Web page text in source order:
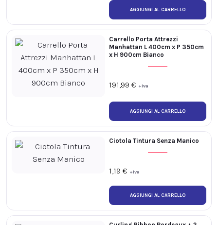
191,99 € +iva
Carrello Porta Attrezzi
Manhattan L 400cm x P 350cm
x H 900cm Bianco
1,19 € +iva
Ciotola Tintura Senza Manico